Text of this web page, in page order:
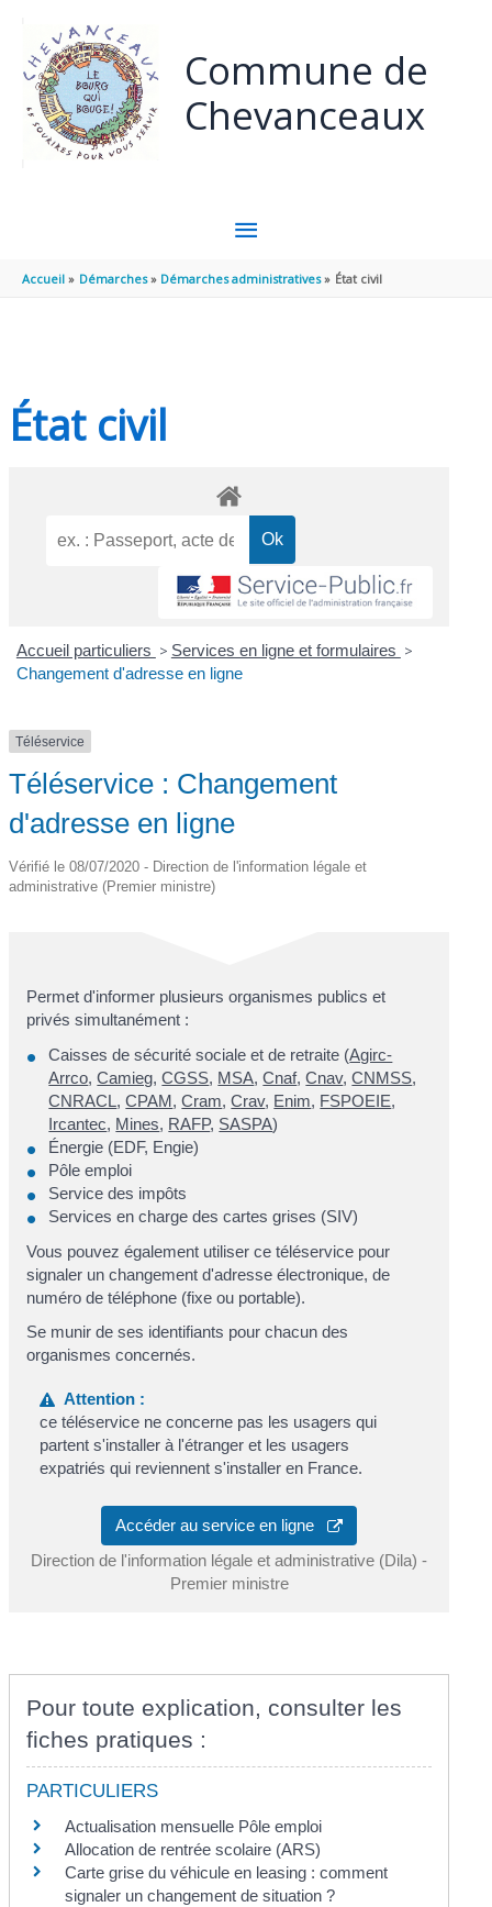
Commune de
Chevanceaux
MENU
PRINCIPAL
Accueil Démarches Démarches administratives État civil
État civil
Accueil particuliers > Services en ligne et formulaires >
Changement d'adresse en ligne
Téléservice
Téléservice : Changement
d'adresse en ligne
Vérifié le 08/07/2020 - Direction de l'information légale et
administrative (Premier ministre)
Permet d'informer plusieurs organismes publics et
privés simultanément :
Caisses de sécurité sociale et de retraite (Agirc-
Arrco,Camieg,CGSS, MSA,Cnaf,Cnav,CNMSS,
CNRACL,CPAM,Cram,Crav, Enim, FSPOEIE,
Ircantec, Mines, RAFP, SASPA)
Énergie (EDF, Engie)
Pôle emploi
Service des impôts
Services en charge des cartes grises (SIV)
Vous pouvez également utiliser ce téléservice pour
signaler un changement d'adresse électronique, de
numéro de téléphone (fixe ou portable).
Se munir de ses identifiants pour chacun des
organismes concernés.
Attention :
ce téléservice ne concerne pas les usagers qui
partent s'installer à l'étranger et les usagers
expatriés qui reviennent s'installer en France.
Accéder au service en ligne
Direction de l'information légale et administrative (Dila) -
Premier ministre
Pour toute explication, consulter les
fiches pratiques :
PARTICULIERS
Actualisation mensuelle Pôle emploi
Allocation de rentrée scolaire (ARS)
Carte grise du véhicule en leasing : comment
signaler un changement de situation ?